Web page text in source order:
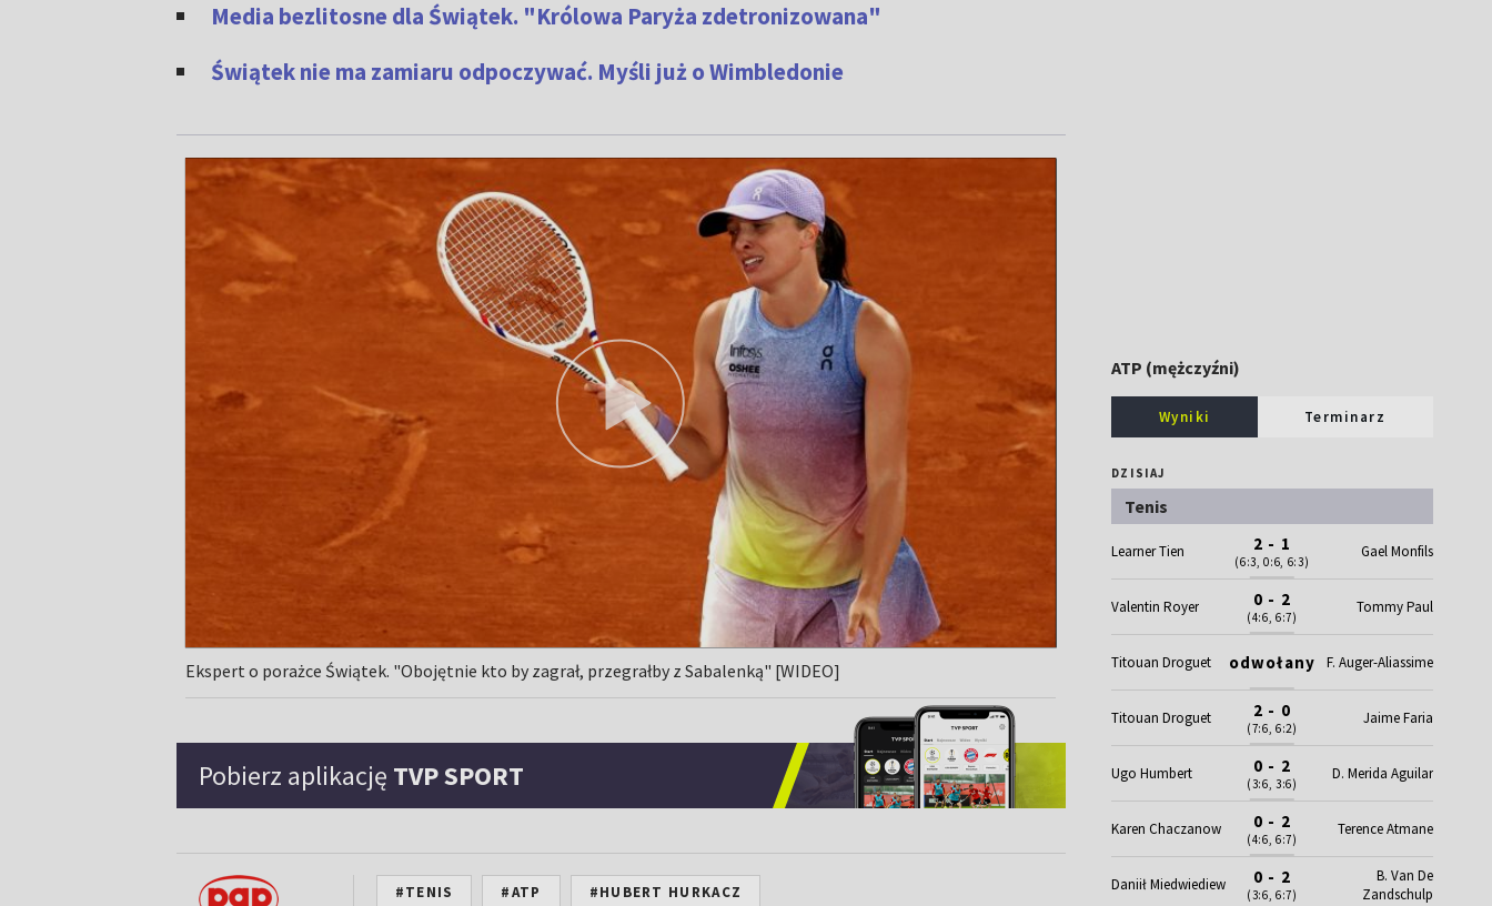
Media bezlitosne dla Świątek. "Królowa Paryża zdetronizowana"
Świątek nie ma zamiaru odpoczywać. Myśli już o Wimbledonie
Ekspert o porażce Świątek. "Obojętnie kto by zagrał, przegrałby z Sabalenką" [WIDEO]
Pobierz aplikację TVP SPORT
#TENIS #ATP #HUBERT HURKACZ
ATP (mężczyźni)
Wyniki Terminarz
DZISIAJ
Tenis
Learner Tien 2 - 1
(6:3, 0:6, 6:3)
Gael Monfils
Valentin Royer 0 - 2
(4:6, 6:7)
Tommy Paul
Titouan Droguet odwołany F. Auger-Aliassime
Titouan Droguet 2 - 0
(7:6, 6:2)
Jaime Faria
Ugo Humbert 0 - 2
(3:6, 3:6)
D. Merida Aguilar
Karen Chaczanow 0 - 2
(4:6, 6:7)
Terence Atmane
Daniił Miedwiediew 0 - 2
(3:6, 6:7)
B. Van De
Zandschulp